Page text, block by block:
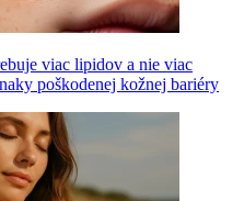
viac lipidov a nie viac
poškodenej kožnej bariéry